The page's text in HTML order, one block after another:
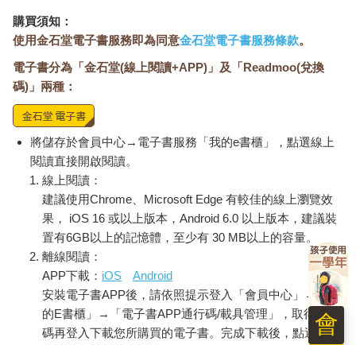
購買須知：
使用金石堂電子書服務即為同意金石堂電子書服務條款。
電子書分為「金石堂(線上閱讀+APP)」及「Readmoo(兌換
碼)」兩種：
將儲存於會員中心→電子書服務「我的e書櫃」，點選線上
閱讀直接開啟閱讀。
線上閱讀：
建議使用Chrome、Microsoft Edge 有較佳的線上瀏覽效
果， iOS 16 或以上版本，Android 6.0 以上版本，建議裝
置有6GB以上的記憶體，至少有 30 MB以上的容量。
離線閱讀：
APP下載： iOS
Android
安裝電子書APP後，請依照提示登入「會員中心」→「我
的E書櫃」→「電子書APP通行碼/載具管理」，取得通行
碼再登入下載您所購買的電子書。完成下載後，點選任一
會